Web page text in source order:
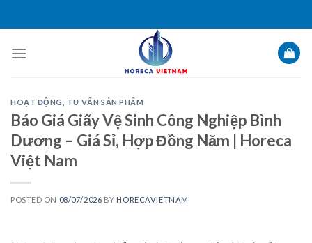
to
HOẠT ĐỘNG TƯ VẤN SẢN PHẨM
Báo Giá Giấy Vệ Sinh Công Nghiệp Bình
Dương – Giá Sỉ, Hợp Đồng Năm | Horeca
Việt Nam
POSTED ON 08/07/2026 BY HORECAVIETNAM